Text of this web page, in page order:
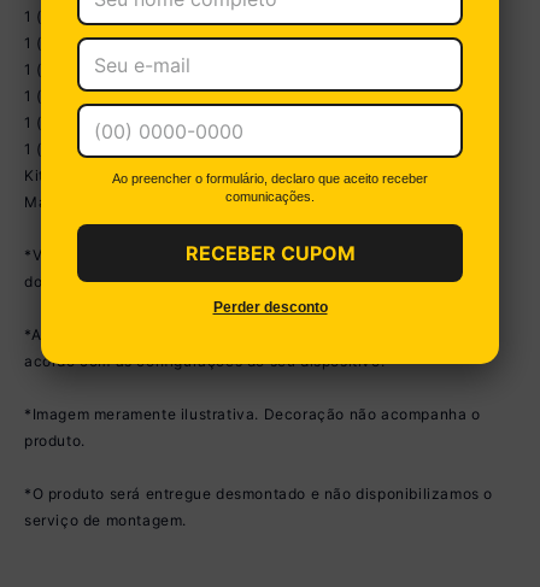
1 (um) Rack
1 (um) Aparador
1 (um) Jogo de sofás
1 (um) Guarda-roupas
1 (uma) Cômoda
1 (uma) Bicama com Colchões
Kit Ferragem
Manual de Montagem
*Você pode consultar as medidas detalhadas na imagem técnica
do produto.
*As cores do produto podem sofrer variações de tonalidade de
acordo com as configurações do seu dispositivo.
*Imagem meramente ilustrativa. Decoração não acompanha o
produto.
*O produto será entregue desmontado e não disponibilizamos o
serviço de montagem.
Ao preencher o formulário, declaro que aceito receber
comunicações.
RECEBER CUPOM
Perder desconto